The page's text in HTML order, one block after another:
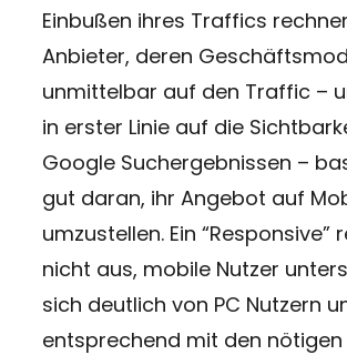
Einbußen ihres Traffics
Anbieter, deren
unmittelbar auf den Traffic –
in erster Linie auf die
Google Suchergebnissen –
gut daran, ihr Angebot auf
umzustellen. Ein “Responsive”
nicht aus, mobile Nutzer
sich deutlich von PC Nutzern
entsprechend mit den nötigen